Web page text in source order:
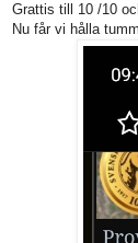
Grattis till 10 /10
Nu får vi hålla